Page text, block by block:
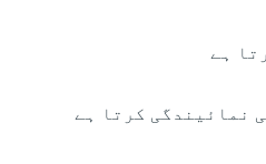
ہے
نمائیندگی کرتا ہے